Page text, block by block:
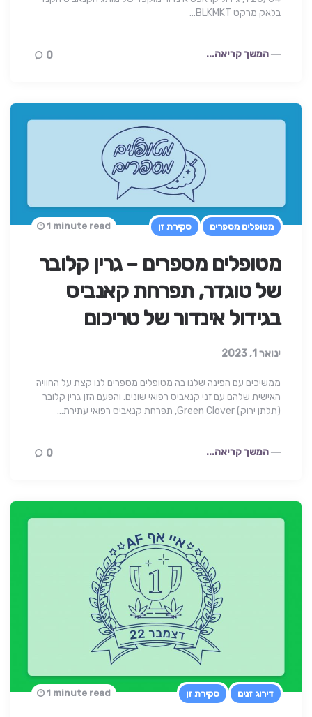
בלאק מרקט BLKMKT…
המשך קריאה... 0
מטופלים מספרים סקירת זן
מטופלים מספרים – גרין קלובר
של טוגדר, תפרחת קאנביס
בגידול אינדור של טריכום
ינואר 1, 2023
1 minute read
ממשיכים עם הפינה שלנו בה מטופלים מספרים לנו קצת על החוויה
האישית שלהם עם זני קנאביס רפואי שונים. והפעם הזן גרין קלובר
(תלתן ירוק) Green Clover, תפרחת קנאביס רפואי עתירת…
המשך קריאה... 0
דירוג זנים סקירת זן 1 minute read